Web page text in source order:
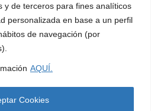
y de terceros para fines analíticos
personalizada en base a un perfil
de navegación (por
AQUÍ.
Cookies
de 9:00 horas a 15:00
91 609 56 39